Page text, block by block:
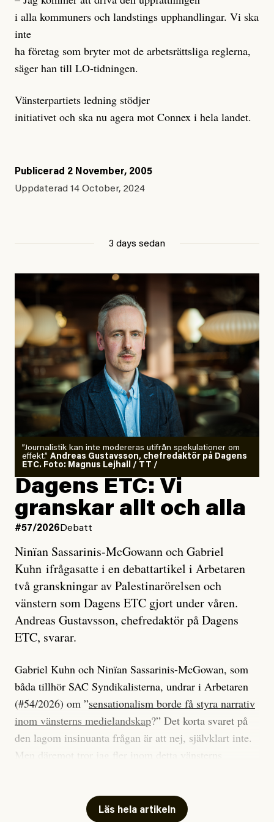
i alla kommuners och landstings upphandlingar. Vi ska
inte
ha företag som bryter mot de arbetsrättsliga reglerna,
säger han till LO-tidningen.
Vänsterpartiets ledning stödjer
initiativet och ska nu agera mot Connex i hela landet.
Publicerad 2 November, 2005
Uppdaterad 14 October, 2024
3 days sedan
”Journalistik kan inte modereras utifrån spekulationer om
effekt.” Andreas Gustavsson, chefredaktör på Dagens
ETC. Foto: Magnus Lejhall / TT /
Dagens ETC: Vi
granskar allt och alla
#57/2026 Debatt
Ninïan Sassarinis-McGowann och Gabriel
Kuhn ifrågasatte i en debattartikel i Arbetaren
två granskningar av Palestinarörelsen och
vänstern som Dagens ETC gjort under våren.
Andreas Gustavsson, chefredaktör på Dagens
ETC, svarar.
Gabriel Kuhn och Ninïan Sassarinis-McGowan, som
båda tillhör SAC Syndikalisterna, undrar i Arbetaren
(#54/2026) om ”sensationalism borde få styra narrativ
inom vänsterns medielandskap?” Det korta svaret på
den lagom insinuanta frågan är att nej, självklart inte.
Men däremot tror jag fler inom detta vänsterns
journalistik som vänder sig till många snarare än att
Läs hela artikeln